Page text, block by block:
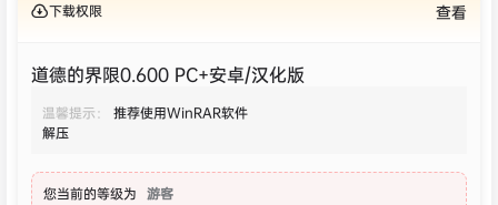
下载权限 查看
道德的界限0.600 PC+安卓/汉化版
温馨提示：
推荐使用WinRAR软件
解压
您当前的等级为 游客